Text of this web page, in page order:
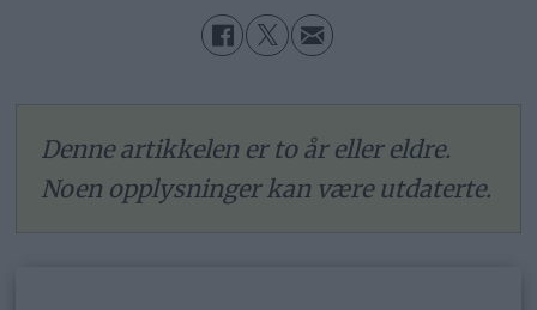
Denne artikkelen er to år eller eldre.
Noen opplysninger kan være utdaterte.